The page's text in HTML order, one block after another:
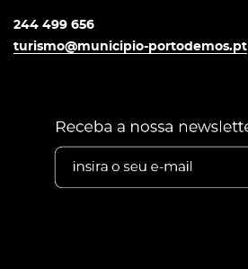
244 499 656
turismo@municipio-portodemos.pt